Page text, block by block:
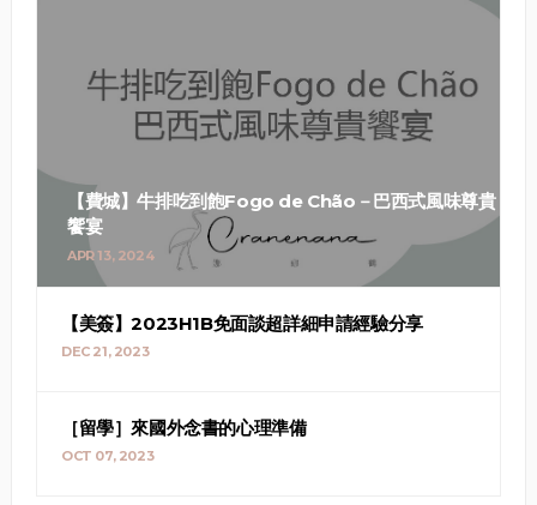
【費城】牛排吃到飽Fogo de Chão－巴西式風味尊貴
饗宴
APR 13, 2024
【美簽】2023H1B免面談超詳細申請經驗分享
DEC 21, 2023
［留學］來國外念書的心理準備
OCT 07, 2023